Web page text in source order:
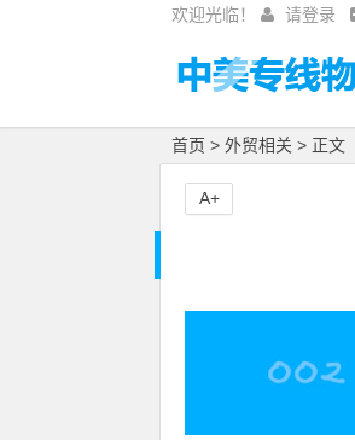
欢迎光临！ 请登录
首页 > 外贸相关 > 正文
A+